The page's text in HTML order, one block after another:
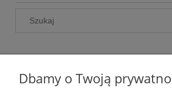
Ten produkt jest niedostępny.
Dbamy o Twoją